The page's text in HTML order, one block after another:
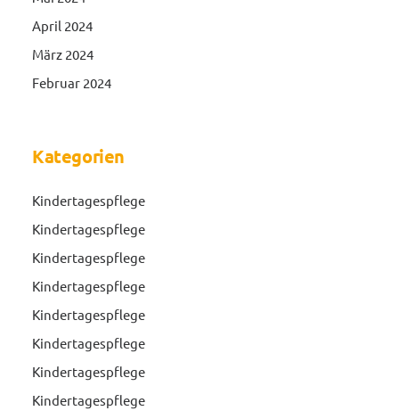
April 2024
März 2024
Februar 2024
Kategorien
Kindertagespflege
Kindertagespflege
Kindertagespflege
Kindertagespflege
Kindertagespflege
Kindertagespflege
Kindertagespflege
Kindertagespflege